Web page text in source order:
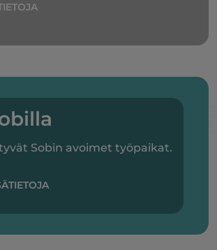
Sobin avoimet työpaikat.